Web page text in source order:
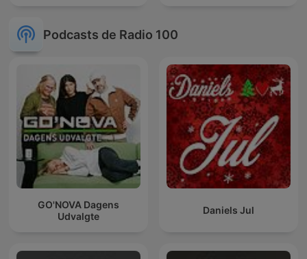
Podcasts de Radio 100
GO'NOVA Dagens
Udvalgte
Daniels Jul